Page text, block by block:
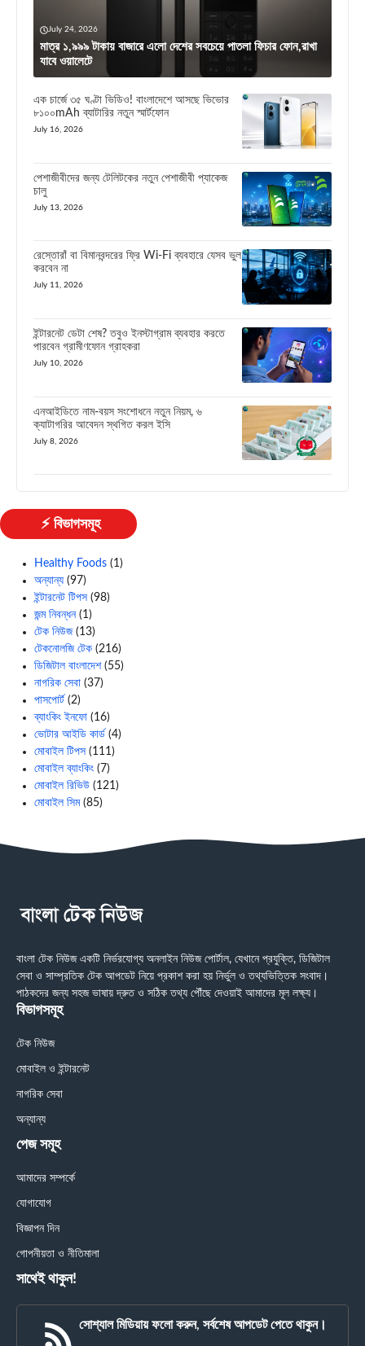
July 24, 2026
মাত্র ১,৯৯৯ টাকায় বাজারে এলো দেশের সবচেয়ে পাতলা ফিচার ফোন,রাখা
যাবে ওয়ালেটে
এক চার্জে ৩৫ ঘণ্টা ভিডিও! বাংলাদেশে আসছে ভিভোর
৮১০০mAh ব্যাটারির নতুন স্মার্টফোন
July 16, 2026
পেশাজীবীদের জন্য টেলিটকের নতুন পেশাজীবী প্যাকেজ
চালু
July 13, 2026
রেস্তোরাঁ বা বিমানবন্দরের ফ্রি Wi-Fi ব্যবহারে যেসব ভুল
করবেন না
July 11, 2026
ইন্টারনেট ডেটা শেষ? তবুও ইনস্টাগ্রাম ব্যবহার করতে
পারবেন গ্রামীণফোন গ্রাহকরা
July 10, 2026
এনআইডিতে নাম-বয়স সংশোধনে নতুন নিয়ম, ৬
ক্যাটাগরির আবেদন স্থগিত করল ইসি
July 8, 2026
⚡ বিভাগসমূহ
Healthy Foods (1)
অন্যান্য (97)
ইন্টারনেট টিপস (98)
জন্ম নিবন্ধন(1)
টেক নিউজ(13)
টেকনোলজি টেক (216)
ডিজিটাল বাংলাদেশ(55)
নাগরিক সেবা (37)
পাসপোর্ট (2)
ব্যাংকিং ইনফো (16)
ভোটার আইডি কার্ড (4)
মোবাইল টিপস (111)
মোবাইল ব্যাংকিং (7)
মোবাইল রিভিউ (121)
মোবাইল সিম(85)
বাংলা টেক নিউজ একটি নির্ভরযোগ্য অনলাইন নিউজ পোর্টাল, যেখানে প্রযুক্তি, ডিজিটাল
সেবা ও সাম্প্রতিক টেক আপডেট নিয়ে প্রকাশ করা হয় নির্ভুল ও তথ্যভিত্তিক সংবাদ।
পাঠকদের জন্য সহজ ভাষায় দ্রুত ও সঠিক তথ্য পৌঁছে দেওয়াই আমাদের মূল লক্ষ্য।
বিভাগসমূহ
টেক নিউজ
মোবাইল ও ইন্টারনেট
নাগরিক সেবা
অন্যান্য
পেজ সমূহ
আমাদের সম্পর্কে
যোগাযোগ
বিজ্ঞাপন দিন
গোপনীয়তা ও নীতিমালা
সাথেই থাকুন!
সোশ্যাল মিডিয়ায় ফলো করুন, সর্বশেষ আপডেট পেতে থাকুন।